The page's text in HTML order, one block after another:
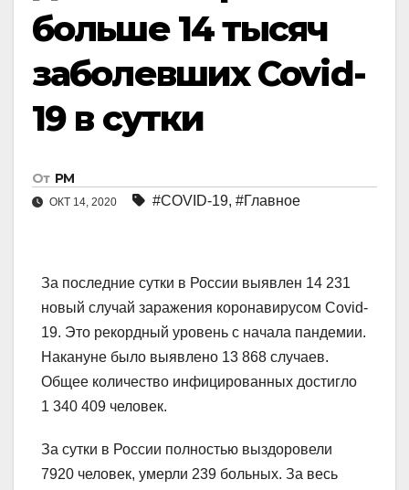
больше 14 тысяч
заболевших Covid-
19 в сутки
От РМ
ОКТ 14, 2020 #COVID-19, #Главное
За последние сутки в России выявлен 14 231
новый случай заражения коронавирусом Covid-
19. Это рекордный уровень с начала пандемии.
Накануне было выявлено 13 868 случаев.
Общее количество инфицированных достигло
1 340 409 человек.
За сутки в России полностью выздоровели
7920 человек, умерли 239 больных. За весь